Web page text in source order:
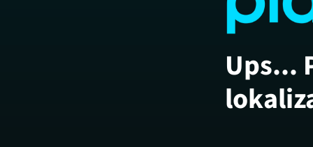
Ups...